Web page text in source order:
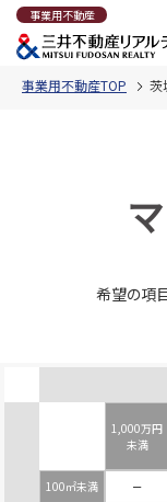
事業用不動産
事業用不動産TOP 茨
希望の項
1,000万円
未満
100㎡未満 －